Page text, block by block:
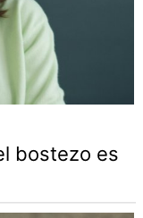
bostezo es